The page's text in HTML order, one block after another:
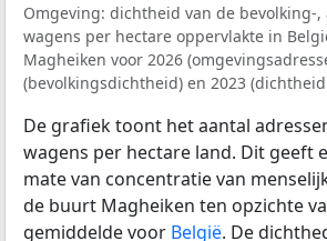
Omgeving: dichtheid van de bevolking-,
wagens per hectare oppervlakte in
Magheiken voor 2026
(bevolkingsdichtheid) en 2023
De grafiek toont het aantal
wagens per hectare land. Dit geeft
mate van concentratie van
de buurt Magheiken ten opzichte
gemiddelde voor België. De